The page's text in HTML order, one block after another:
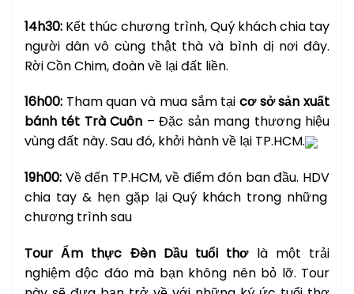
14h30: Kết thúc chương trình, Quý khách chia tay
người dân vô cùng thật thà và bình dị nơi đây.
Rời Cồn Chim, đoàn về lại đất liền.
16h00: Tham quan và mua sắm tại cơ sở sản xuất
bánh tét Trà Cuôn – Đặc sản mang thương hiệu
vùng đất này. Sau đó, khởi hành về lại TP.HCM.
19h00: Về đến TP.HCM, về điểm đón ban đầu. HDV
chia tay & hẹn gặp lại Quý khách trong những
chương trình sau
Tour Ẩm thực Đèn Dầu tuổi thơlà một trải
nghiệm độc đáo mà bạn không nên bỏ lỡ. Tour